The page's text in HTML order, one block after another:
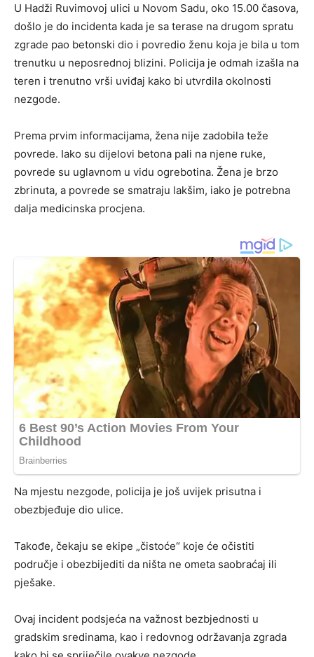
U Hadži Ruvimovoj ulici u Novom Sadu, oko 15.00 časova,
došlo je do incidenta kada je sa terase na drugom spratu
zgrade pao betonski dio i povredio ženu koja je bila u tom
trenutku u neposrednoj blizini. Policija je odmah izašla na
teren i trenutno vrši uviđaj kako bi utvrdila okolnosti
nezgode.
Prema prvim informacijama, žena nije zadobila teže
povrede. Iako su dijelovi betona pali na njene ruke,
povrede su uglavnom u vidu ogrebotina. Žena je brzo
zbrinuta, a povrede se smatraju lakšim, iako je potrebna
dalja medicinska procjena.
Na mjestu nezgode, policija je još uvijek prisutna i
obezbjeđuje dio ulice.
Takođe, čekaju se ekipe „čistoće“ koje će očistiti
područje i obezbijediti da ništa ne ometa saobraćaj ili
pješake.
Ovaj incident podsjeća na važnost bezbjednosti u
gradskim sredinama, kao i redovnog održavanja zgrada